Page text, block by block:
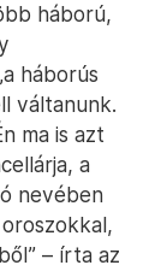
háború,
háborús
váltanunk.
ma is azt
a
nevében
– írta az